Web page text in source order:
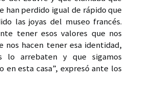
han perdido igual de rápido que
las joyas del museo francés.
tener esos valores que nos
nos hacen tener esa identidad,
lo arrebaten y que sigamos
en esta casa”, expresó ante los